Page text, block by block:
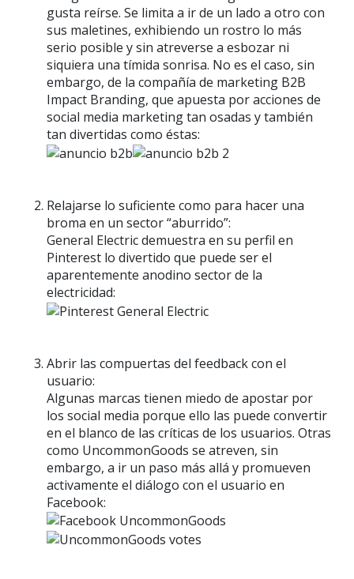
gusta reírse. Se limita a ir de un lado a otro con
sus maletines, exhibiendo un rostro lo más
serio posible y sin atreverse a esbozar ni
siquiera una tímida sonrisa. No es el caso, sin
embargo, de la compañía de marketing B2B
Impact Branding, que apuesta por acciones de
social media marketing tan osadas y también
tan divertidas como éstas:
Relajarse lo suficiente como para hacer una
broma en un sector “aburrido”:
General Electric demuestra en su perfil en
Pinterest lo divertido que puede ser el
aparentemente anodino sector de la
electricidad:
Abrir las compuertas del feedback con el
usuario:
Algunas marcas tienen miedo de apostar por
los social media porque ello las puede convertir
en el blanco de las críticas de los usuarios. Otras
como UncommonGoods se atreven, sin
embargo, a ir un paso más allá y promueven
activamente el diálogo con el usuario en
Facebook: